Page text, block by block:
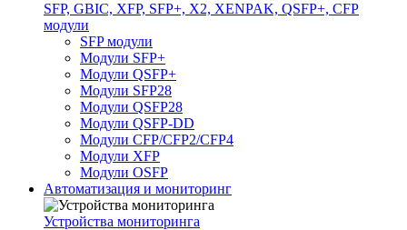
SFP, GBIC, XFP, SFP+, X2, XENPAK, QSFP+, CFP
модули
SFP модули
Модули SFP+
Модули QSFP+
Модули SFP28
Модули QSFP28
Модули QSFP-DD
Модули CFP/CFP2/CFP4
Модули XFP
Модули OSFP
Автоматизация и мониторинг
Устройства мониторинга